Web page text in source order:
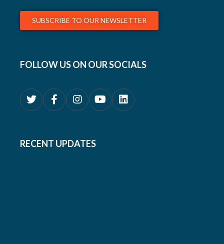
SUBSCRIBE TO OUR NEWSLETTER
FOLLOW US ON OUR SOCIALS
RECENT UPDATES